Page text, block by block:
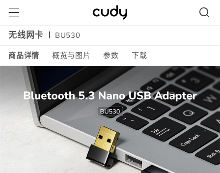
跳到内
容
无线网卡
BU530
商品详情 概览与图片 参数 下载
Amazon
Content